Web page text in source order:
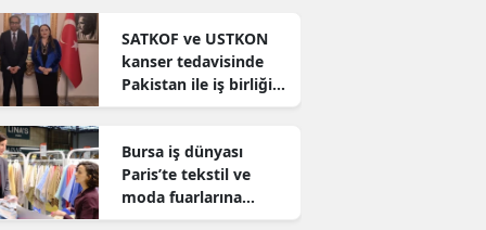
SATKOF ve USTKON
kanser tedavisinde
Pakistan ile iş birliği
geliştiriyor
Bursa iş dünyası
Paris’te tekstil ve
moda fuarlarına
katıldı